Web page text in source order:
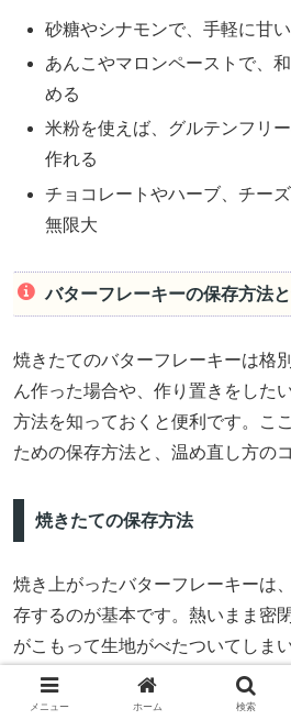
砂糖やシナモンで、手軽に甘
あんこやマロンペーストで、
める
米粉を使えば、グルテンフリ
作れる
チョコレートやハーブ、チー
無限大
バターフレーキーの保存方法
焼きたてのバターフレーキーは格
ん作った場合や、作り置きをした
方法を知っておくと便利です。こ
ための保存方法と、温め直し方の
焼きたての保存方法
焼き上がったバターフレーキーは
存するのが基本です。熱いまま密
がこもって生地がべたついてしま
で、ケーキクーラーや網の上で冷
メニュー ホーム 検索